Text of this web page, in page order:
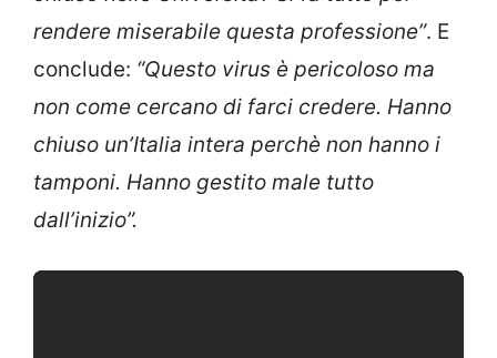
rendere miserabile questa professione”. E
conclude: “Questo virus è pericoloso ma
non come cercano di farci credere. Hanno
chiuso un’Italia intera perchè non hanno i
tamponi. Hanno gestito male tutto
dall’inizio”.